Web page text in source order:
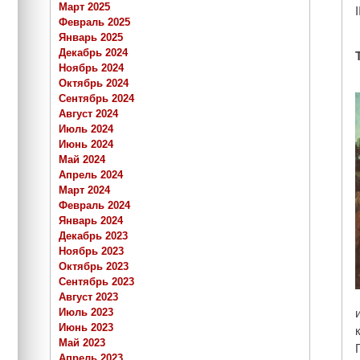
Март 2025
Февраль 2025
Январь 2025
Декабрь 2024
Ноябрь 2024
Октябрь 2024
Сентябрь 2024
Август 2024
Июль 2024
Июнь 2024
Май 2024
Апрель 2024
Март 2024
Февраль 2024
Январь 2024
Декабрь 2023
Ноябрь 2023
Октябрь 2023
Сентябрь 2023
Август 2023
Июль 2023
Июнь 2023
Май 2023